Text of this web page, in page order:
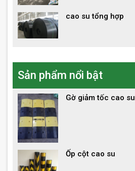
cao su tổng hợp
Sản phẩm nổi bật
Gờ giảm tốc cao su
Ốp cột cao su